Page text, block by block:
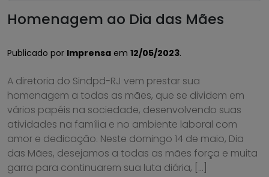
Homenagem ao Dia das Mães
Publicado por Imprensa em 12/05/2023.
A diretoria do Sindpd-RJ vem prestar sua
homenagem a todas as mães, que se dividem em
vários papéis na sociedade, desenvolvendo suas
atividades na família e no ambiente laboral com
amor e dedicação. Neste domingo 14 de maio, Dia
das Mães, desejamos a todas as mães força e muita
garra para continuarem sua luta diária, […]